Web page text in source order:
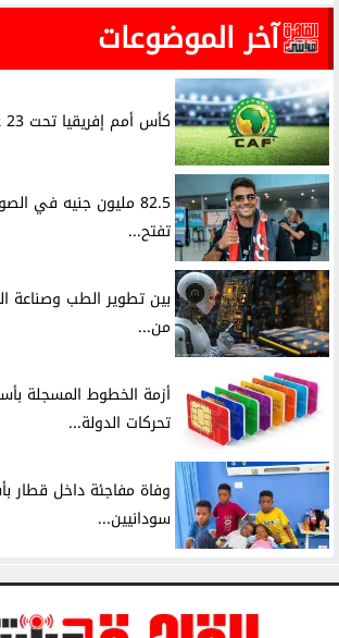
آخر الموضوعات
كأس أمم إفريقيا تحت 23 عامًا في مصر...
82.5 مليون جنيه في
تفتح...
بين تطوير الطب وصناعة
من...
أزمة الخطوط المسجلة
تحركات الدولة...
سودانيين...